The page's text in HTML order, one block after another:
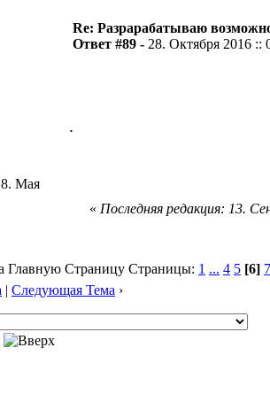
Мая
Re: Разрарабатываю
Ответ #89 - 28. Октября 2016 ::
.
« Последняя редакция: 13.
Страницы: 1 ... 4 5 [6] 7
| Следующая Тема ›